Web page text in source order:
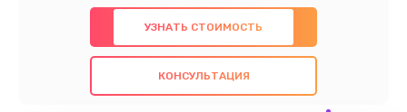
предлагаем быстрый и качественный ремонт с
использованием оригинальных компонентов, а
также гарантируем качество всех
проведенных работ. Наша цель - предоставить
УЗНАТЬ СТОИМОСТЬ
КОНСУЛЬТАЦИЯ